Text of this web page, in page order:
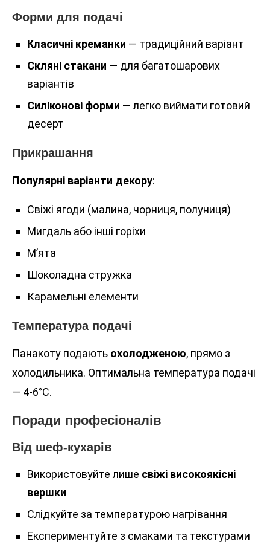
Форми для подачі
Класичні креманки — традиційний варіант
Скляні стакани — для багатошарових
варіантів
Силіконові форми — легко виймати готовий
десерт
Прикрашання
Популярні варіанти декору:
Свіжі ягоди (малина, чорниця, полуниця)
Мигдаль або інші горіхи
М’ята
Шоколадна стружка
Карамельні елементи
Температура подачі
Панакоту подають охолодженою, прямо з
холодильника. Оптимальна температура подачі
— 4-6°C.
Поради професіоналів
Від шеф-кухарів
Використовуйте лише свіжі високоякісні
вершки
Слідкуйте за температурою нагрівання
Експериментуйте з смаками та текстурами